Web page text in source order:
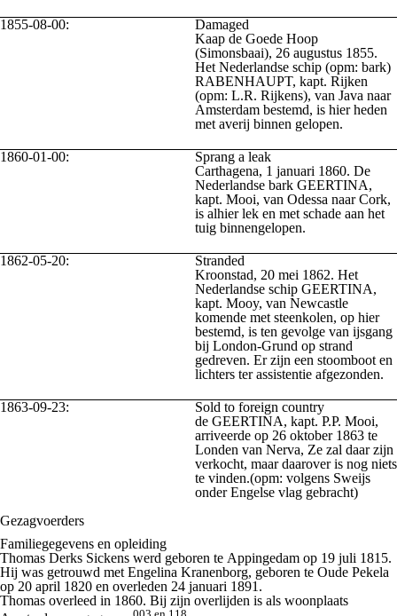
1855-08-00:
Damaged
Kaap de Goede Hoop
(Simonsbaai), 26 augustus 1855.
Het Nederlandse schip (opm: bark)
RABENHAUPT, kapt. Rijken
(opm: L.R. Rijkens), van Java naar
Amsterdam bestemd, is hier heden
met averij binnen gelopen.
1860-01-00:
Sprang a leak
Carthagena, 1 januari 1860. De
Nederlandse bark GEERTINA,
kapt. Mooi, van Odessa naar Cork,
is alhier lek en met schade aan het
tuig binnengelopen.
1862-05-20:
Stranded
Kroonstad, 20 mei 1862. Het
Nederlandse schip GEERTINA,
kapt. Mooy, van Newcastle
komende met steenkolen, op hier
bestemd, is ten gevolge van ijsgang
bij London-Grund op strand
gedreven. Er zijn een stoomboot en
lichters ter assistentie afgezonden.
1863-09-23:
Sold to foreign country
de GEERTINA, kapt. P.P. Mooi,
arriveerde op 26 oktober 1863 te
Londen van Nerva, Ze zal daar zijn
verkocht, maar daarover is nog niets
te vinden.(opm: volgens Sweijs
onder Engelse vlag gebracht)
Gezagvoerders
Familiegegevens en opleiding
Thomas Derks Sickens werd geboren te Appingedam op 19 juli 1815.
Hij was getrouwd met Engelina Kranenborg, geboren te Oude Pekela
op 20 april 1820 en overleden 24 januari 1891.
Thomas overleed in 1860. Bij zijn overlijden is als woonplaats